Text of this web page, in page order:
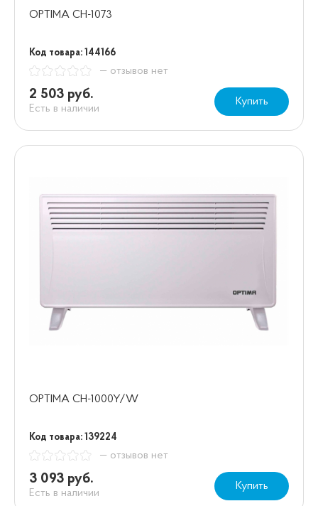
OPTIMA CH-1073
Код товара: 144166
— отзывов нет
2 503 руб.
Есть в наличии
Купить
OPTIMA CH-1000Y/W
Код товара: 139224
— отзывов нет
3 093 руб.
Есть в наличии
Купить